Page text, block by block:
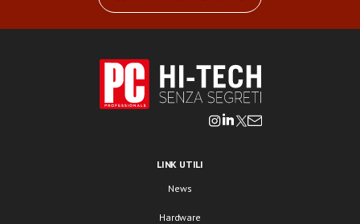
LINK UTILI
News
Hardware